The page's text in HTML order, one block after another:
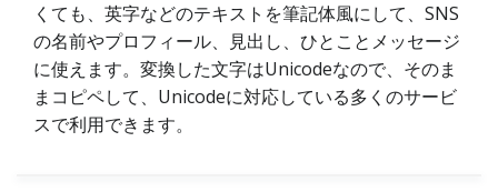
くても、英字などのテキストを筆記体風にして、SNS
の名前やプロフィール、見出し、ひとことメッセージ
に使えます。変換した文字はUnicodeなので、そのま
まコピペして、Unicodeに対応している多くのサービ
スで利用できます。